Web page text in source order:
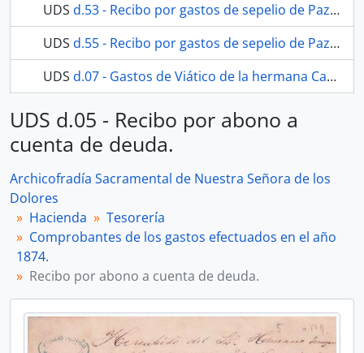
UDS d.53 - Recibo por gastos de sepelio de Paz Guerrero García.
UDS d.55 - Recibo por gastos de sepelio de Paz Guerrero García.
UDS d.07 - Gastos de Viático de la hermana Carmen Sánchez.
27 más...
UDS d.05 - Recibo por abono a
cuenta de deuda.
Archicofradía Sacramental de Nuestra Señora de los
Dolores
Hacienda
Tesorería
Comprobantes de los gastos efectuados en el año
1874.
Recibo por abono a cuenta de deuda.